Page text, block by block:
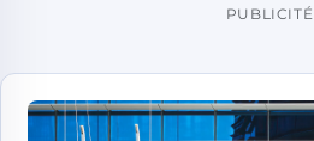
PUBLICITÉ